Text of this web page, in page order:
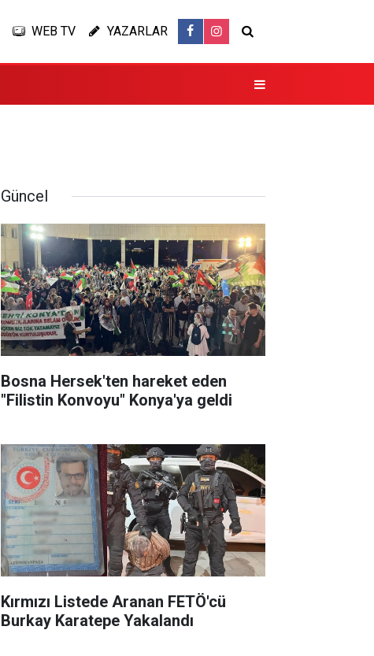
WEB TV YAZARLAR
Güncel
Bosna Hersek'ten hareket eden
"Filistin Konvoyu" Konya'ya geldi
Kırmızı Listede Aranan FETÖ'cü
Burkay Karatepe Yakalandı